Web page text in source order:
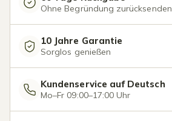
Ohne Begründung zurücksenden
10 Jahre Garantie
Sorglos genießen
Kundenservice auf Deutsch
Mo–Fr 09:00–17:00 Uhr